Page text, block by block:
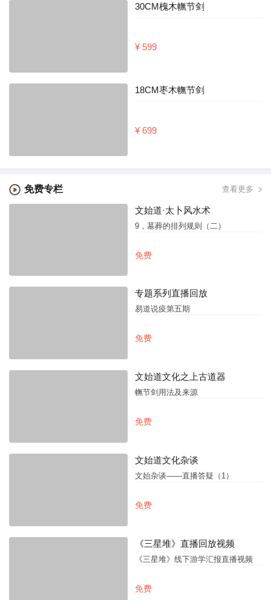
30CM槐木幠节剑
¥ 599
18CM枣木幠节剑
¥ 699
免费专栏 查看更多
文始道·太卜风水术
9，墓葬的排列规则（二）
免费
专题系列直播回放
易道说疫第五期
免费
文始道文化之上古道器
幠节剑用法及来源
免费
文始道文化杂谈
文始杂谈——直播答疑（1）
免费
《三星堆》直播回放视频
《三星堆》线下游学汇报直播视频
免费